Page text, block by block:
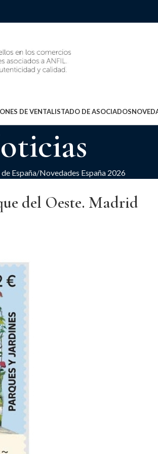
DE VENTALISTADO DE ASOCIADOS
España Novedades España 2026
del Oeste. Madrid